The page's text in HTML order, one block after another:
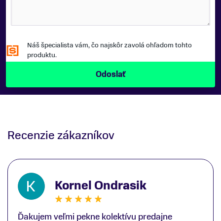
Náš špecialista vám, čo najskôr zavolá ohľadom tohto
produktu.
Recenzie zákazníkov
Kornel Ondrasik
Ďakujem veľmi pekne kolektívu predajne